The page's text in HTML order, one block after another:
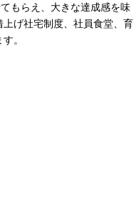
もらえ、大きな達成感を味
げ社宅制度、社員食堂、育
。